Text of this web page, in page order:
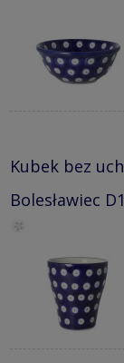
Kubek bez
Bolesławiec